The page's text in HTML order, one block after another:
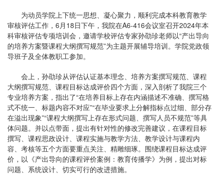
为动员学院上下统一思想、凝心聚力，顺利完成本科教育教学
审核评估工作，6月18日下午，我院在A6-416会议室召开2024年本
科审核评估专项培训会，邀请学校评估专家孙劭珍老师以“产出导向
的培养方案暨课程大纲撰写规范”为主题开展辅导培训。学院党政领
导班子及全体教职工参加。
会上，孙劭珍从评估认证基本理念、培养方案撰写规范、课程
大纲撰写规范、课程目标达成评价四个方面，深入剖析了我院三个
专业培养方案，指出了“在培养目标上存在内涵描述不准确、撰写格
式不统一、标题内容不对应”“在毕业要求上分解指标点过细、部分存
在溢出现象”“课程大纲撰写上存在形式问题、撰写人员不规范”等具
体问题。并以点带面，提出有针对性的修改完善建议，在课程目标
撰写、课程思政设计、课程实施与教学方法、教学设计与课程内
容、考核等五个方面要重点关注、精雕细琢。围绕课程目标达成评
价，以《产出导向的课程评价案例：教育传播学》为例，提出对标
问题、系统设计、切实可行的改进措施。